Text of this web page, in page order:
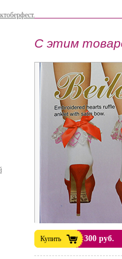
Пивной праздник.
С этим
Купить 300 руб.